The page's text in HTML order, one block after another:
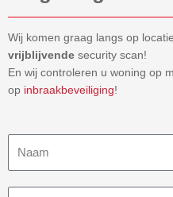
Wij komen graag langs op
vrijblijvende security scan!
En wij controleren u woning op
op inbraakbeveiliging!